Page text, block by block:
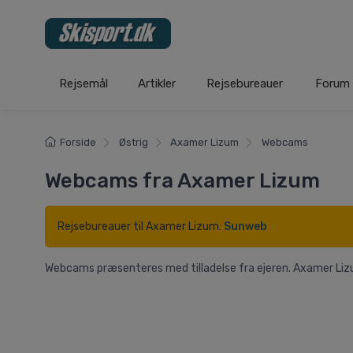
Rejsemål Artikler Rejsebureauer Forum
Forside Østrig Axamer Lizum Webcams
Webcams fra Axamer Lizum
Rejsebureauer til Axamer Lizum: Sunweb
Webcams præsenteres med tilladelse fra ejeren. Axamer